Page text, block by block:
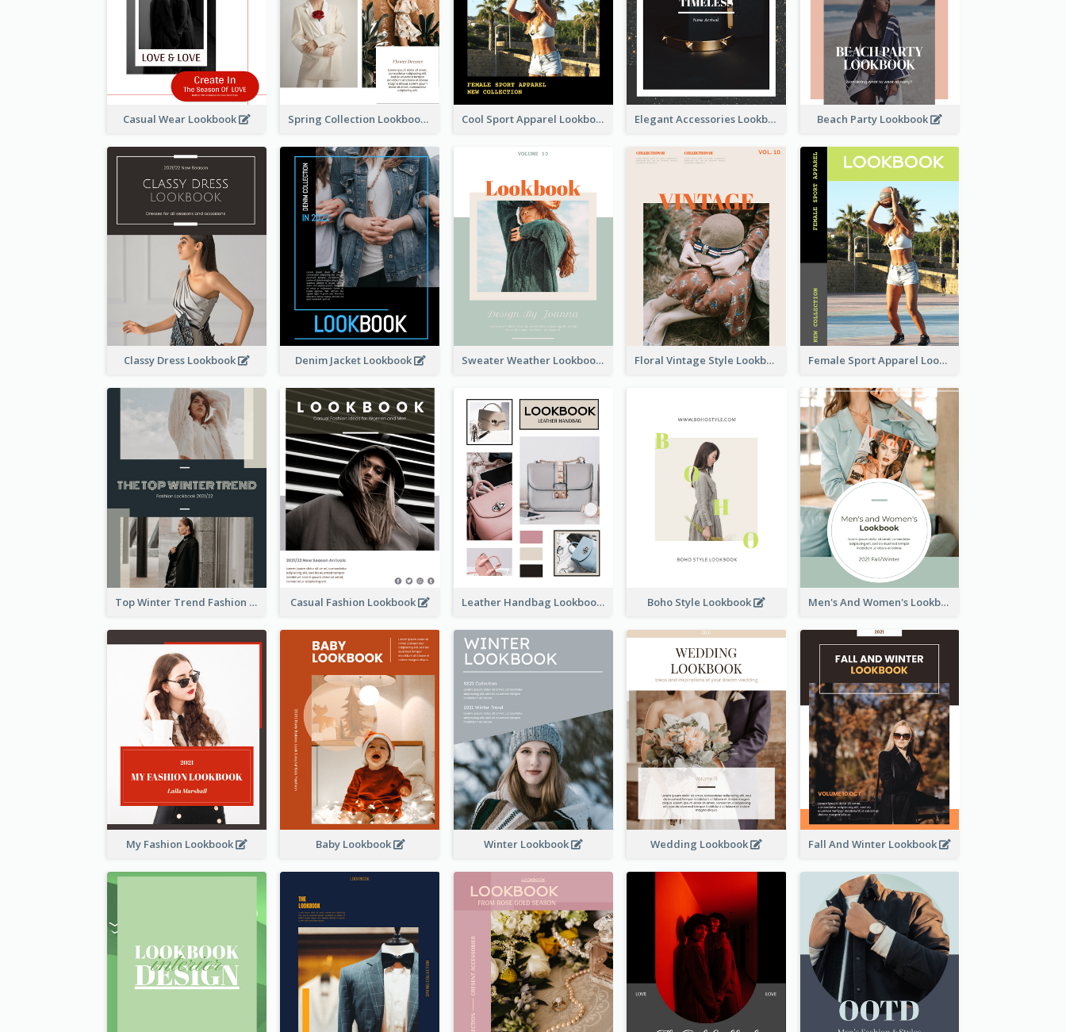
Casual Wear Lookbook Spring Collection Lookbook Cool Sport Apparel Lookbook Elegant Accessories Lookbook Beach Party Lookbook
Classy Dress Lookbook Denim Jacket Lookbook Sweater Weather Lookbook Floral Vintage Style Lookbook Female Sport Apparel Lookbook
Top Winter Trend Fashion Lookbook Casual Fashion Lookbook Leather Handbag Lookbook Boho Style Lookbook Men's And Women's Lookbook
My Fashion Lookbook Baby Lookbook Winter Lookbook Wedding Lookbook Fall And Winter Lookbook